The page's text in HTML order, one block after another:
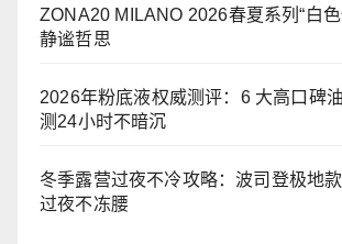
ZONA20 MILANO 2026春夏系列“白
静谧哲思
2026年粉底液权威测评：6 大高口碑
测24小时不暗沉
冬季露营过夜不冷攻略：波司登极地
过夜不冻腰